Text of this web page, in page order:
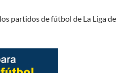
partidos de fútbol de La Liga de